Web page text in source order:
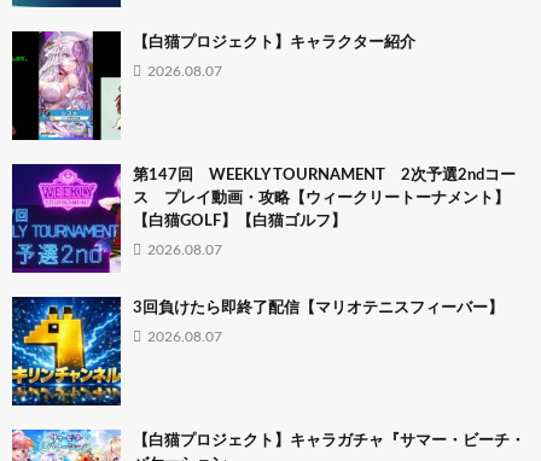
【白猫プロジェクト】キャラクター紹介
2026.08.07
第147回 WEEKLY TOURNAMENT 2次予選2ndコー
ス プレイ動画・攻略【ウィークリートーナメント】
【白猫GOLF】【白猫ゴルフ】
2026.08.07
3回負けたら即終了配信【マリオテニスフィーバー】
2026.08.07
【白猫プロジェクト】キャラガチャ『サマー・ビーチ・